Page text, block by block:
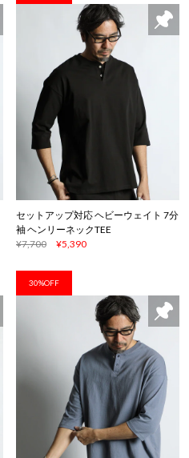
セットアップ対応 ヘビーウェイト 7分
袖 ヘンリーネックTEE
¥7,700
¥5,390
30%OFF